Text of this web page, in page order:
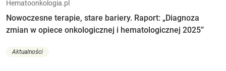
Hematoonkologia.pl
Nowoczesne terapie, stare bariery. Raport: „Diagnoza
zmian w opiece onkologicznej i hematologicznej 2025”
Aktualności